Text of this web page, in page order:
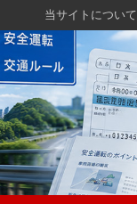
当サイトについて